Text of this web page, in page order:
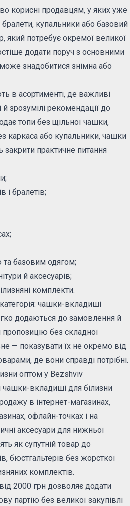
корисні продавцям, у яких уже
бралети, купальники або базовий
який потребує окремої великої
додати поруч з основними
знадобитися знімна або
в асортименті, де важливі
зрозумілі рекомендації до
топи без щільної чашки,
каркаса або купальники, чашки
практичне питання
і бралетів;
та базовим одягом;
й аксесуарів;
комплекти.
чашки-вкладиші
додаються до замовлення й
без складної
— показувати їх не окремо від
де вони справді потрібні.
оптом у Bezshviv
вкладиші для білизни
в інтернет-магазинах,
офлайн-точках і на
аксесуари для нижньої
як супутній товар до
бюстгальтерів без жорсткої
комплектів.
2000 грн дозволяє додати
партію без великої закупівлі